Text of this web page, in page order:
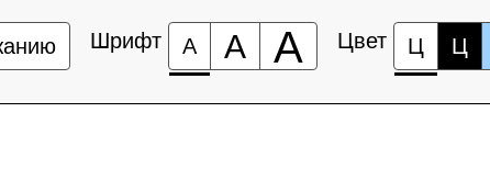
Шрифт А А А Цвет Ц Ц